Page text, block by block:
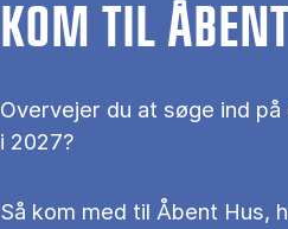
KOM TIL
Overvejer du at søge ind
i 2027?
Så kom med til Åbent Hus,